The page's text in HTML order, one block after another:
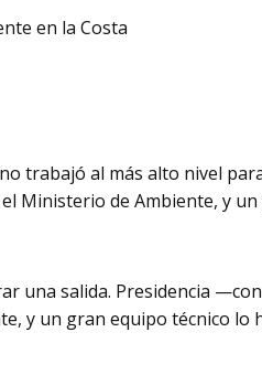
en la Costa
trabajó al más alto nivel
Ministerio de Ambiente, y
una salida. Presidencia —con
y un gran equipo técnico lo